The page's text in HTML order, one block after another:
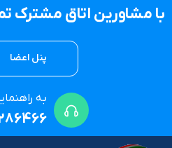
با مشاورین اتاق مشترک
پنل اعضا
به